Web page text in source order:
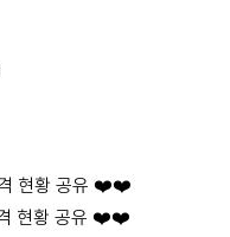
현황 공유 ❤️❤️
현황 공유 ❤️❤️